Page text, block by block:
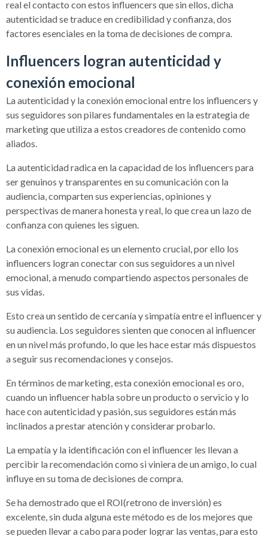
real el contacto con estos influencers que sin ellos, dicha
autenticidad se traduce en credibilidad y confianza, dos
factores esenciales en la toma de decisiones de compra.
Influencers logran autenticidad y
conexión emocional
La autenticidad y la conexión emocional entre los influencers y
sus seguidores son pilares fundamentales en la estrategia de
marketing que utiliza a estos creadores de contenido como
aliados.
La autenticidad radica en la capacidad de los influencers para
ser genuinos y transparentes en su comunicación con la
audiencia, comparten sus experiencias, opiniones y
perspectivas de manera honesta y real, lo que crea un lazo de
confianza con quienes les siguen.
La conexión emocional es un elemento crucial, por ello los
influencers logran conectar con sus seguidores a un nivel
emocional, a menudo compartiendo aspectos personales de
sus vidas.
Esto crea un sentido de cercanía y simpatía entre el influencer y
su audiencia. Los seguidores sienten que conocen al influencer
en un nivel más profundo, lo que les hace estar más dispuestos
a seguir sus recomendaciones y consejos.
En términos de marketing, esta conexión emocional es oro,
cuando un influencer habla sobre un producto o servicio y lo
hace con autenticidad y pasión, sus seguidores están más
inclinados a prestar atención y considerar probarlo.
La empatía y la identificación con el influencer les llevan a
percibir la recomendación como si viniera de un amigo, lo cual
influye en su toma de decisiones de compra.
Se ha demostrado que el ROI(retrono de inversión) es
excelente, sin duda alguna este método es de los mejores que
se pueden llevar a cabo para poder lograr las ventas, para esto